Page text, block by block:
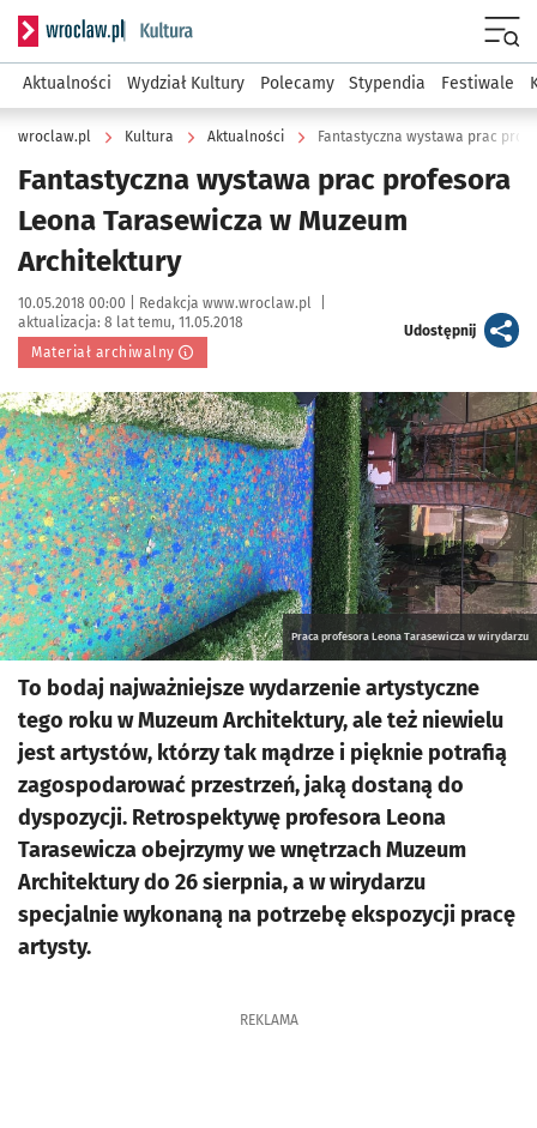
Serwis informacyjny wroclaw.pl podserwis: Kultura
Aktualności Wydział Kultury Polecamy Stypendia Festiwale
wroclaw.pl Kultura Aktualności Fantastyczna wystawa prac
Fantastyczna wystawa prac profesora
Leona Tarasewicza w Muzeum
Architektury
Data publikacji:
10.05.2018 00:00 | Autor:
Redakcja www.wroclaw.pl
aktualizacja: 8 lat temu, 11.05.2018
Materiał archiwalny
Udostępnijartykuł
Kliknij, aby powiększyć
Praca profesora Leona Tarasewicza w wirydarzu
To bodaj najważniejsze wydarzenie artystyczne
tego roku w Muzeum Architektury, ale też niewielu
jest artystów, którzy tak mądrze i pięknie potrafią
zagospodarować przestrzeń, jaką dostaną do
dyspozycji. Retrospektywę profesora Leona
Tarasewicza obejrzymy we wnętrzach Muzeum
Architektury do 26 sierpnia, a w wirydarzu
specjalnie wykonaną na potrzebę ekspozycji pracę
artysty.
REKLAMA